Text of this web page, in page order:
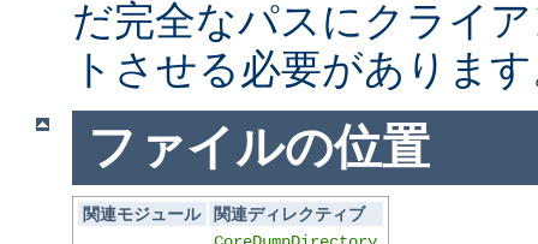
だ完全なパスにクライ
トさせる必要がありま
ファイルの位置
関連モジュール
関連ディレクティブ